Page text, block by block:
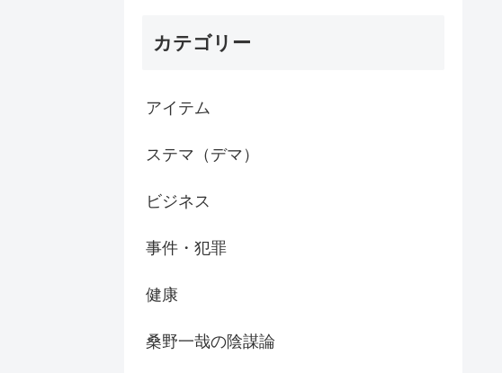
カテゴリー
アイテム
ステマ（デマ）
ビジネス
事件・犯罪
健康
桑野一哉の陰謀論